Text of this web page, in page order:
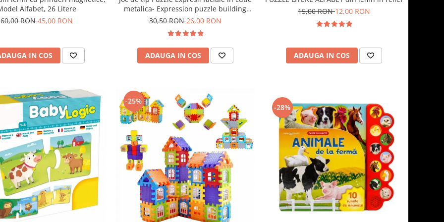
Alfabet, 26 Litere
60,00 RON45,00 RON
IN COS
metalica- Expression puzzle building
blocks
30,50 RON26,00 RON
ADAUGA IN COS
15,00 RON12,00 RON
ADAUGA IN COS
-25%
-28%